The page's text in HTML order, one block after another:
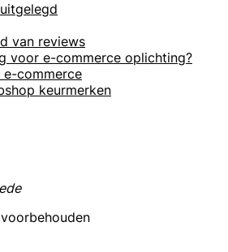
van reviews
voor e-commerce oplichting?
commerce
keurmerken